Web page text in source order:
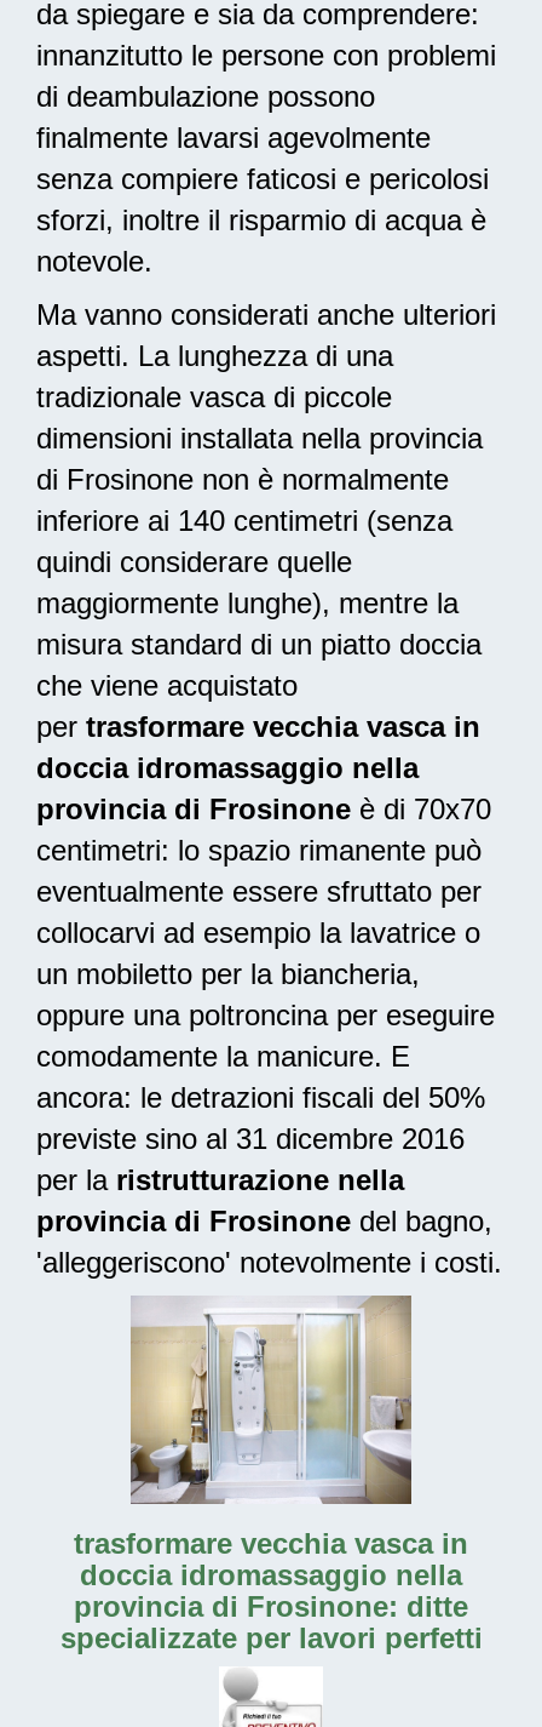
da spiegare e sia da comprendere:
innanzitutto le persone con problemi
di deambulazione possono
finalmente lavarsi agevolmente
senza compiere faticosi e pericolosi
sforzi, inoltre il risparmio di acqua è
notevole.
Ma vanno considerati anche ulteriori
aspetti. La lunghezza di una
tradizionale vasca di piccole
dimensioni installata nella provincia
di Frosinone non è normalmente
inferiore ai 140 centimetri (senza
quindi considerare quelle
maggiormente lunghe), mentre la
misura standard di un piatto doccia
che viene acquistato
per trasformare vecchia vasca in
doccia idromassaggio nella
provincia di Frosinone è di 70x70
centimetri: lo spazio rimanente può
eventualmente essere sfruttato per
collocarvi ad esempio la lavatrice o
un mobiletto per la biancheria,
oppure una poltroncina per eseguire
comodamente la manicure. E
ancora: le detrazioni fiscali del 50%
previste sino al 31 dicembre 2016
per la ristrutturazione nella
provincia di Frosinone del bagno,
'alleggeriscono' notevolmente i costi.
trasformare vecchia vasca in
doccia idromassaggio nella
provincia di Frosinone: ditte
specializzate per lavori perfetti